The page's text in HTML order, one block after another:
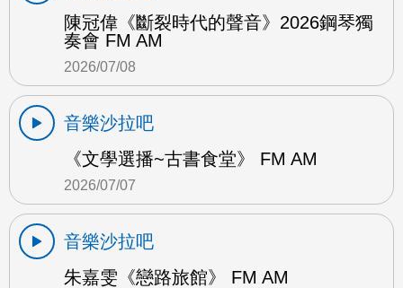
陳冠偉《斷裂時代的聲音》2026鋼琴獨
奏會 FM AM
2026/07/08
音樂沙拉吧
《文學選播~古書食堂》 FM AM
2026/07/07
音樂沙拉吧
朱嘉雯《戀路旅館》 FM AM